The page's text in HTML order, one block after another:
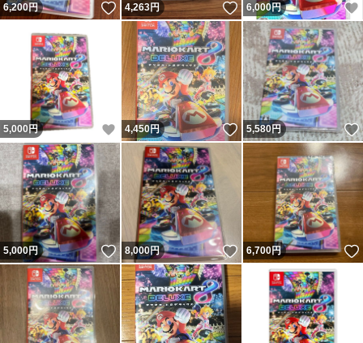
6,200円 いいね！
4,263円 いいね！
6,000円
5,000 円 いいね！
4,450円 いいね！
5,580円
5,000円 いいね！
8,000円 いいね！
6,700円